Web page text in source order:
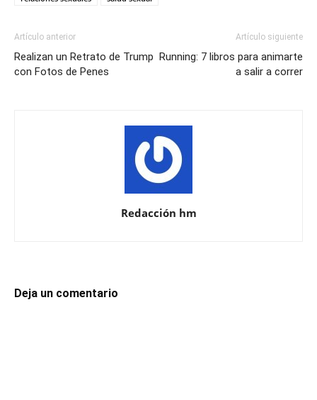
Artículo anterior
Realizan un Retrato de Trump
con Fotos de Penes
Artículo siguiente
Running: 7 libros para animarte
a salir a correr
Redacción hm
Deja un comentario